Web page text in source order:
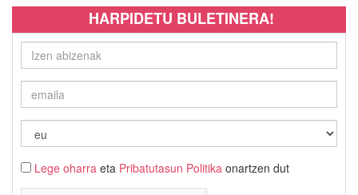
HARPIDETU BULETINERA!
Lege oharra eta Pribatutasun Politika onartzen dut